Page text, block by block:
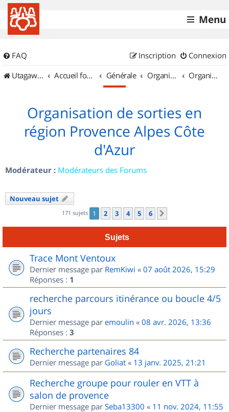
Menu
FAQ Connexion
Inscription
UtagawaVTT (Randos VTT et VTTAE avec traces GPS)
Accueil forum Générale Organisation de sorties & Recherche de partenaires Organisation de sorties en région Provence Alpes Côte d'Azur
Organisation de sorties en
région Provence Alpes Côte
d'Azur
Modérateur : Modérateurs des Forums
Nouveau sujet
171 sujets 1 2 3 4 5 6
Sujets
Trace Mont Ventoux
Dernier message par RemKiwi « 07 août 2026, 15:29
Réponses : 1
recherche parcours itinérance ou boucle 4/5
jours
Dernier message par emoulin « 08 avr. 2026, 13:36
Réponses : 3
Recherche partenaires 84
Dernier message par Goliat « 13 janv. 2025, 21:21
Recherche groupe pour rouler en VTT à
salon de provence
Dernier message par Seba13300 « 11 nov. 2024, 11:55